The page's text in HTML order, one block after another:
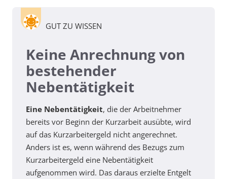
GUT ZU WISSEN
Keine Anrechnung von
bestehender
Nebentätigkeit
Eine Nebentätigkeit, die der Arbeitnehmer
bereits vor Beginn der Kurzarbeit ausübte, wird
auf das Kurzarbeitergeld nicht angerechnet.
Anders ist es, wenn während des Bezugs zum
Kurzarbeitergeld eine Nebentätigkeit
aufgenommen wird. Das daraus erzielte Entgelt